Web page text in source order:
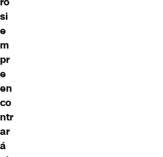
si
e
m
pr
e
en
co
ntr
ar
á